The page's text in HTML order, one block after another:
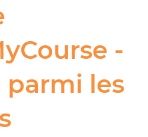
-
parmi les